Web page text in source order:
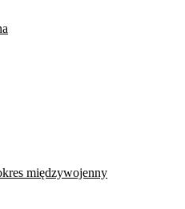
międzywojenny